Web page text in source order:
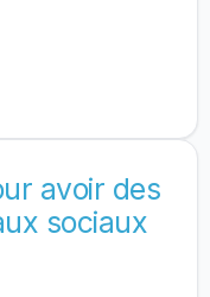
avoir des
sociaux